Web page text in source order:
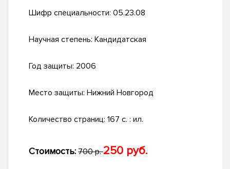
Шифр специальности: 05.23.08
Научная степень: Кандидатская
Год защиты: 2006
Место защиты: Нижний Новгород
Количество страниц: 167 с. : ил.
Стоимость: 700 р.250 руб.